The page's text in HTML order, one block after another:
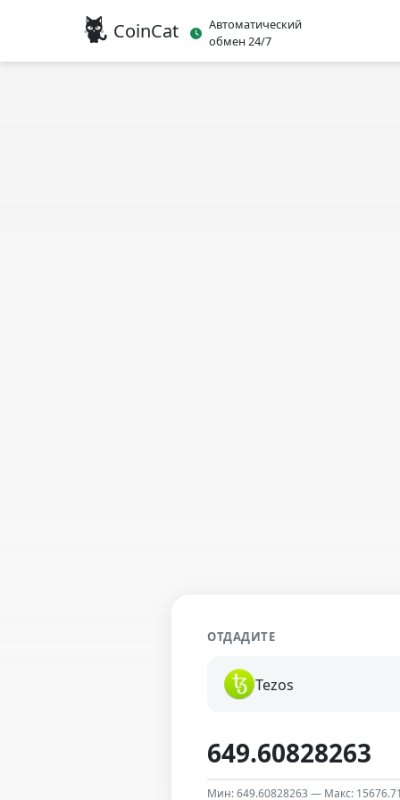
CoinCat
Автоматический
обмен 24/7
ОТДАДИТЕ
Tezos
Мин: 649.60828263 — Макс: